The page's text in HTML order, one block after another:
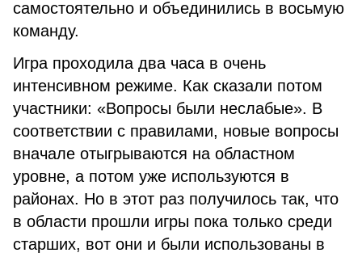
самостоятельно и объединились в восьмую
команду.
Игра проходила два часа в очень
интенсивном режиме. Как сказали потом
участники: «Вопросы были неслабые». В
соответствии с правилами, новые вопросы
вначале отыгрываются на областном
уровне, а потом уже используются в
районах. Но в этот раз получилось так, что
в области прошли игры пока только среди
старших, вот они и были использованы в